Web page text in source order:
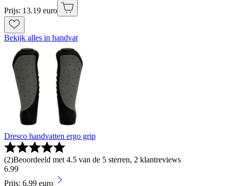
Prijs: 13.19 euro
Bekijk alles in handvat
Dresco handvatten ergo grip
(2)Beoordeeld met 4.5 van de 5 sterren, 2 klantreviews
6.99
Prijs: 6.99 euro